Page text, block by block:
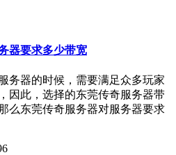
器要求多少带宽
务器的时候，需要满足众多玩家
因此，选择的东莞传奇服务器带
么东莞传奇服务器对服务器要求